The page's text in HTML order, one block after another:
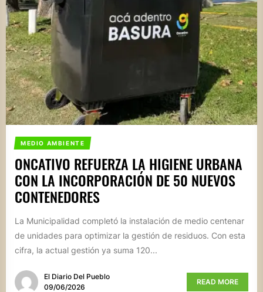
MEDIO AMBIENTE
ONCATIVO REFUERZA LA HIGIENE URBANA
CON LA INCORPORACIÓN DE 50 NUEVOS
CONTENEDORES
La Municipalidad completó la instalación de medio centenar
de unidades para optimizar la gestión de residuos. Con esta
cifra, la actual gestión ya suma 120...
El Diario Del Pueblo
09/06/2026
READ MORE